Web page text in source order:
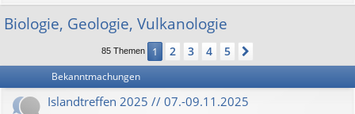
Biologie, Geologie, Vulkanologie
85 Themen 1 2 3 4 5
Bekanntmachungen
Islandtreffen 2025 // 07.-09.11.2025